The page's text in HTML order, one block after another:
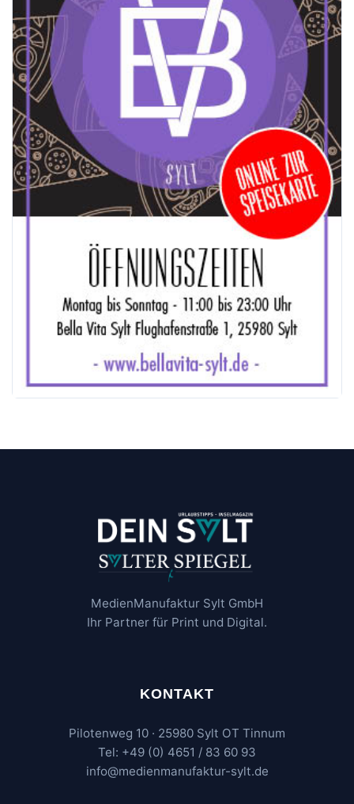
MedienManufaktur Sylt GmbH
Ihr Partner für Print und Digital.
KONTAKT
Pilotenweg 10 · 25980 Sylt OT Tinnum
Tel: +49 (0) 4651 / 83 60 93
info@medienmanufaktur-sylt.de